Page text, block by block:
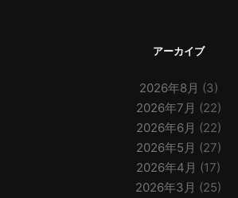
アーカイブ
2026年8月 (3)
2026年7月 (22)
2026年6月 (22)
2026年5月 (27)
2026年4月 (17)
2026年3月 (25)